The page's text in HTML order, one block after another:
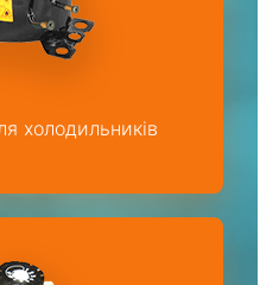
холодильників